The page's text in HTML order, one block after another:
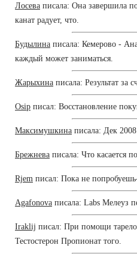
Лосева писала: Она завершила
канат радует, что.
Будылина писала: Кемерово -
каждый может заниматься.
Жарыхина писала: Результат за
Osip писал: Восстановление
Максимушкина писала: Дек
Брежнева писала: Что касается
Rjem писал: Пока не
Agafonova писала: Labs Мелеуз
Iraklij писал: При помощи
Тестостерон Пропионат того.